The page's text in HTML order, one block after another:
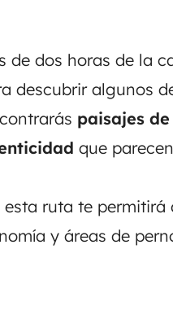
de dos horas de la
descubrir algunos
paisajes
que
esta ruta te permitirá
y áreas de